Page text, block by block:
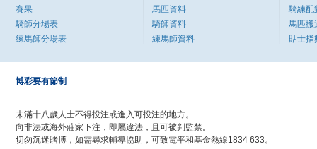
賽果
騎師分場表
練馬師分場表
馬匹資料
騎師資料
練馬師資料
騎練配
馬匹搬
貼士指
博彩要有節制
未滿十八歲人士不得投注或進入可投注的地方。
向非法或海外莊家下注，即屬違法，且可被判監禁。
切勿沉迷賭博，如需尋求輔導協助，可致電平和基金熱線1834 633。